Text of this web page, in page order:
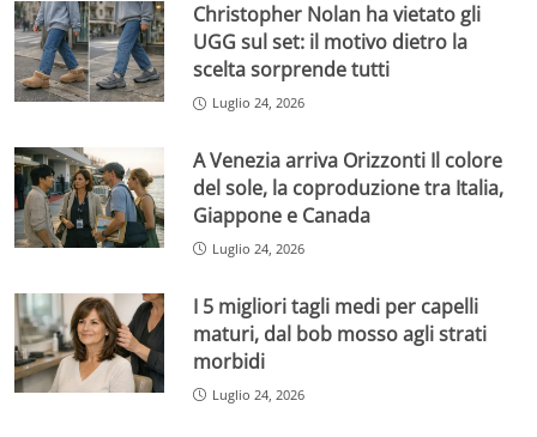
Christopher Nolan ha vietato gli
UGG sul set: il motivo dietro la
scelta sorprende tutti
Luglio 24, 2026
A Venezia arriva Orizzonti Il colore
del sole, la coproduzione tra Italia,
Giappone e Canada
Luglio 24, 2026
I 5 migliori tagli medi per capelli
maturi, dal bob mosso agli strati
morbidi
Luglio 24, 2026